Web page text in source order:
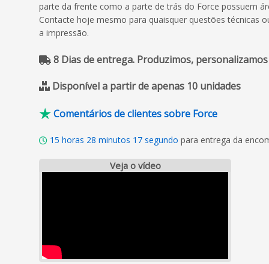
parte da frente como a parte de trás do Force possuem
Contacte hoje mesmo para quaisquer questões técnicas
a impressão.
8 Dias de entrega. Produzimos,
Disponível a partir de apenas 10 unidades
Comentários de clientes sobre Force
15 horas 28 minutos 16 segundo para entrega da
Veja o vídeo